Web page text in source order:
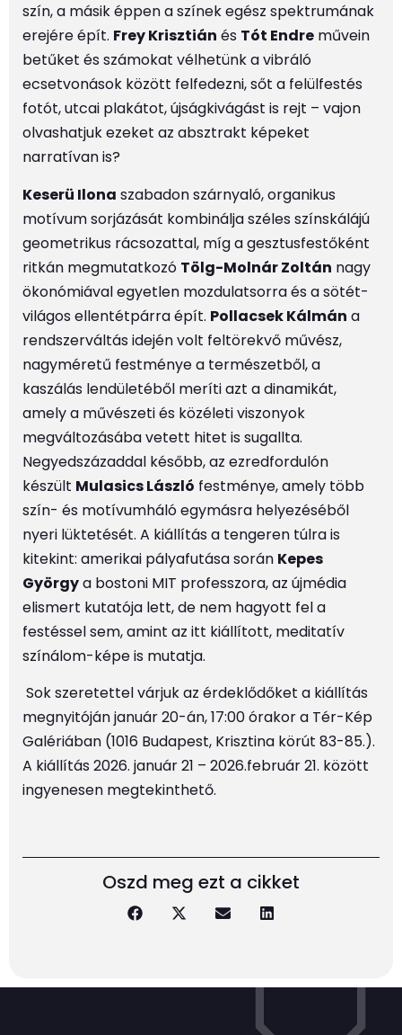
szín, a másik éppen a színek egész spektrumának
erejére épít. Frey Krisztián és Tót Endre művein
betűket és számokat vélhetünk a vibráló
ecsetvonások között felfedezni, sőt a felülfestés
fotót, utcai plakátot, újságkivágást is rejt – vajon
olvashatjuk ezeket az absztrakt képeket
narratívan is?
Keserü Ilona szabadon szárnyaló, organikus
motívum sorjázását kombinálja széles színskálájú
geometrikus rácsozattal, míg a gesztusfestőként
ritkán megmutatkozó Tölg-Molnár Zoltán nagy
ökonómiával egyetlen mozdulatsorra és a sötét-
világos ellentétpárra épít. Pollacsek Kálmán a
rendszerváltás idején volt feltörekvő művész,
nagyméretű festménye a természetből, a
kaszálás lendületéből meríti azt a dinamikát,
amely a művészeti és közéleti viszonyok
megváltozásába vetett hitet is sugallta.
Negyedszázaddal később, az ezredfordulón
készült Mulasics László festménye, amely több
szín- és motívumháló egymásra helyezéséből
nyeri lüktetését. A kiállítás a tengeren túlra is
kitekint: amerikai pályafutása során Kepes
Györgya bostoni MIT professzora, az újmédia
elismert kutatója lett, de nem hagyott fel a
festéssel sem, amint az itt kiállított, meditatív
színálom-képe is mutatja.
Sok szeretettel várjuk az érdeklődőket a kiállítás
megnyitóján január 20-án, 17:00 órakor a Tér-Kép
Galériában (1016 Budapest, Krisztina körút 83-85.).
A kiállítás 2026. január 21 – 2026.február 21. között
ingyenesen megtekinthető.
Oszd meg ezt a cikket